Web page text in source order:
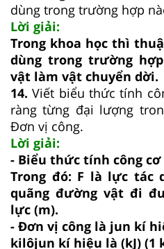
dùng trong trường hợp
Lời giải:
Trong khoa học thì
dùng trong trường
vật làm vật chuyển dời.
14. Viết biểu thức tính
ràng từng đại lượng
Đơn vị công.
Lời giải:
- Biểu thức tính công cơ
Trong đó: F là lực tác
quãng đường vật đi
lực (m).
- Đơn vị công là jun kí
kilôjun kí hiệu là (kJ) (1